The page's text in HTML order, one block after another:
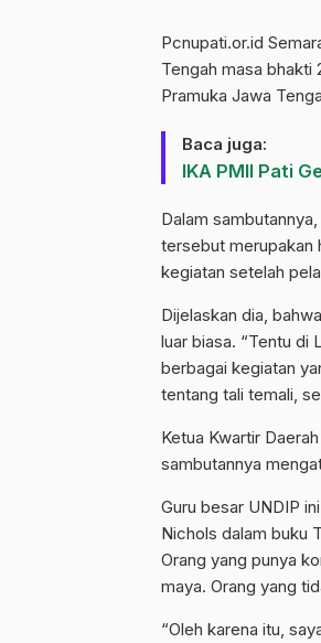
Pcnupati.or.id
Tengah masa bhakti
Pramuka Jawa
Baca juga:
IKA PMII Pati
Dalam
tersebut merupakan
kegiatan setelah
Dijelaskan dia,
luar biasa. “Tentu di
berbagai kegiatan
tentang tali temali,
Ketua Kwartir
sambutannya
Guru besar UNDIP
Nichols dalam buku
Orang yang punya
maya. Orang yang
“Oleh karena itu,